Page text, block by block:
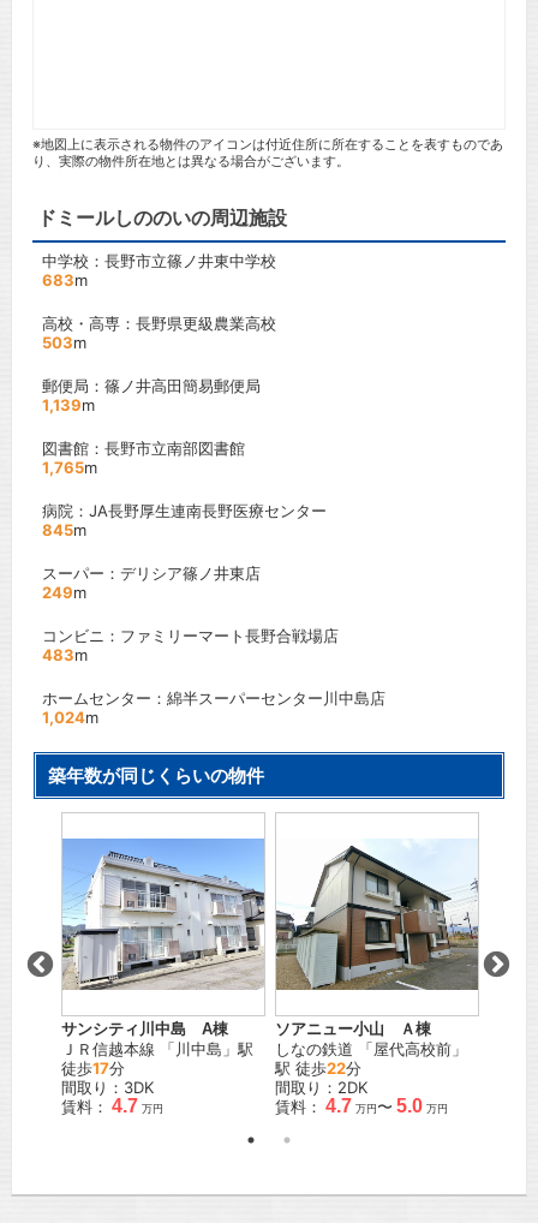
※地図上に表示される物件のアイコンは付近住所に所在することを表すものであ
り、実際の物件所在地とは異なる場合がございます。
ドミールしののいの周辺施設
中学校：長野市立篠ノ井東中学校
683m
高校・高専：長野県更級農業高校
503m
郵便局：篠ノ井高田簡易郵便局
1,139m
図書館：長野市立南部図書館
1,765m
病院：JA長野厚生連南長野医療センター
845m
スーパー：デリシア篠ノ井東店
249m
コンビニ：ファミリーマート長野合戦場店
483m
ホームセンター：綿半スーパーセンター川中島店
1,024m
築年数が同じくらいの物件
サンシティ川中島 A棟
ＪＲ信越本線 「川中島 」駅
徒歩17分
間取り：3DK
賃料： 4.7 万円
ソアニュー小山 Ａ棟
しなの鉄道 「屋代高校前 」
駅 徒歩22分
間取り：2DK
賃料： 4.7 万円〜 5.0 万円